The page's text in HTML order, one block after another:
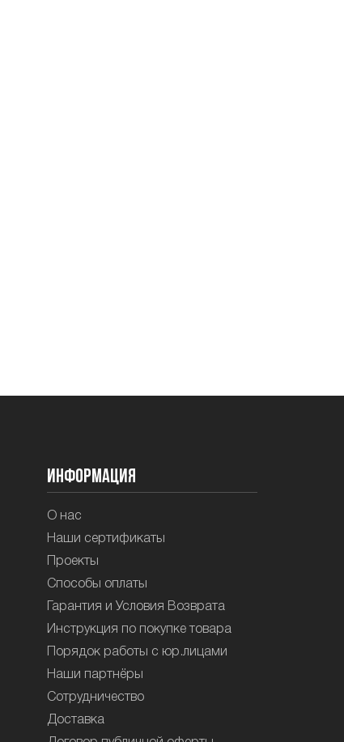
Информация
О нас
Наши сертификаты
Проекты
Способы оплаты
Гарантия и Условия Возврата
Инструкция по покупке товара
Порядок работы с юр.лицами
Наши партнёры
Сотрудничество
Доставка